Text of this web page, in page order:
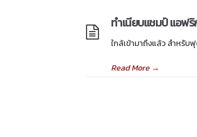
ทำเนียบแชมป์ แอฟ
ใกล้เข้ามาถึงแล้ว สำหรั
Read More→